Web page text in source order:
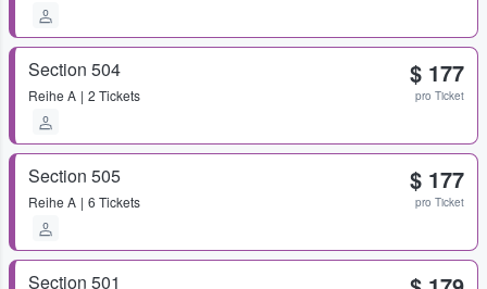
Section 504
Reihe A 2 Tickets
$ 177
pro Ticket
Section 505
Reihe A 6 Tickets
$ 177
pro Ticket
Section 501